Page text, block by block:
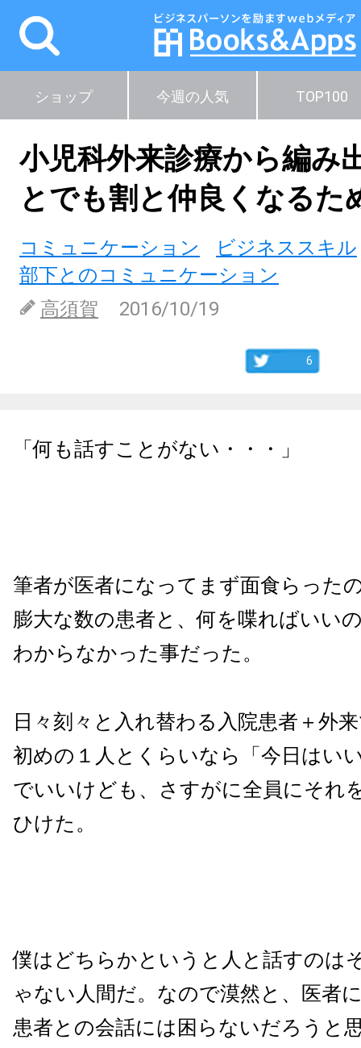
ショップ 今週の人気 TOP100
小児科外来診療から編み
とでも割と仲良くなるた
コミュニケーション
ビジネススキル
部下とのコミュニケーション
高須賀
2016/10/19
6
「何も話すことがない・・・」
筆者が医者になってまず面食らった
膨大な数の患者と、何を喋ればいい
わからなかった事だった。
日々刻々と入れ替わる入院患者＋外
初めの１人とくらいなら「今日はい
でいいけども、さすがに全員にそれ
ひけた。
僕はどちらかというと人と話すのは
ゃない人間だ。なので漠然と、医者
患者との会話には困らないだろうと